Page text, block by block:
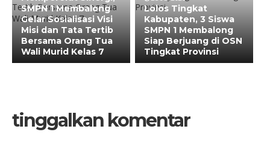
SMPN 1 Membalong
Gelar Sosialisasi Visi
Misi dan Tata Tertib
Bersama Orang Tua
Wali Murid Kelas 7
Lolos Tingkat
Kabupaten, 3 Siswa
SMPN 1 Membalong
Siap Berjuang di OSN
Tingkat Provinsi
tinggalkan komentar